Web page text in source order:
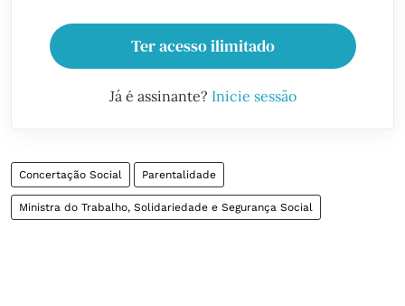
Ter acesso ilimitado
Já é assinante? Inicie sessão
Concertação Social Parentalidade
Ministra do Trabalho, Solidariedade e Segurança Social